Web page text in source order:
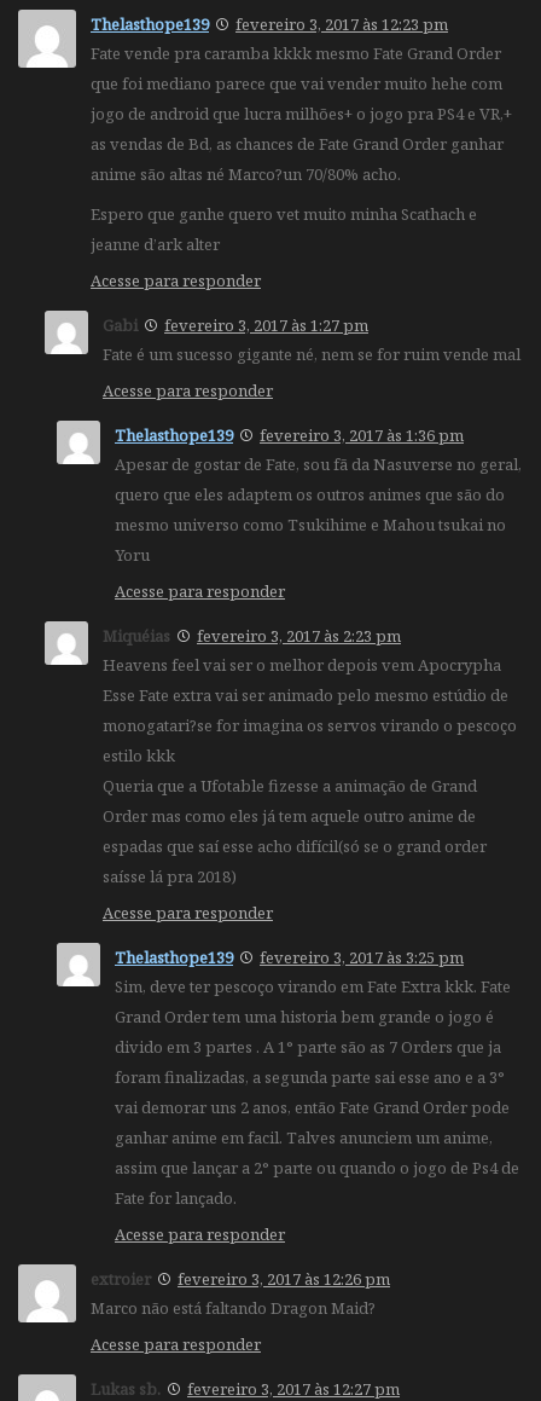
Thelasthope139
fevereiro 3, 2017 às 12:23 pm
Fate vende pra caramba kkkk mesmo Fate Grand Order
que foi mediano parece que vai vender muito hehe com
jogo de android que lucra milhões+ o jogo pra PS4 e VR,+
as vendas de Bd, as chances de Fate Grand Order ganhar
anime são altas né Marco?un 70/80% acho.
Espero que ganhe quero vet muito minha Scathach e
jeanne d’ark alter
Acesse para responder
Gabi
fevereiro 3, 2017 às 1:27 pm
Fate é um sucesso gigante né, nem se for ruim vende mal
Acesse para responder
Thelasthope139
fevereiro 3, 2017 às 1:36 pm
Apesar de gostar de Fate, sou fã da Nasuverse no geral,
quero que eles adaptem os outros animes que são do
mesmo universo como Tsukihime e Mahou tsukai no
Yoru
Acesse para responder
Miquéias
fevereiro 3, 2017 às 2:23 pm
Heavens feel vai ser o melhor depois vem Apocrypha
Esse Fate extra vai ser animado pelo mesmo estúdio de
monogatari?se for imagina os servos virando o pescoço
estilo kkk
Queria que a Ufotable fizesse a animação de Grand
Order mas como eles já tem aquele outro anime de
espadas que saí esse acho difícil(só se o grand order
saísse lá pra 2018)
Acesse para responder
Thelasthope139
fevereiro 3, 2017 às 3:25 pm
Sim, deve ter pescoço virando em Fate Extra kkk. Fate
Grand Order tem uma historia bem grande o jogo é
divido em 3 partes . A 1° parte são as 7 Orders que ja
foram finalizadas, a segunda parte sai esse ano e a 3°
vai demorar uns 2 anos, então Fate Grand Order pode
ganhar anime em facil. Talves anunciem um anime,
assim que lançar a 2° parte ou quando o jogo de Ps4 de
Fate for lançado.
Acesse para responder
extroier
fevereiro 3, 2017 às 12:26 pm
Marco não está faltando Dragon Maid?
Acesse para responder
Lukas sb.
fevereiro 3, 2017 às 12:27 pm